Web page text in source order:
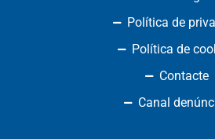
Política de
Política de
Contacte
Canal